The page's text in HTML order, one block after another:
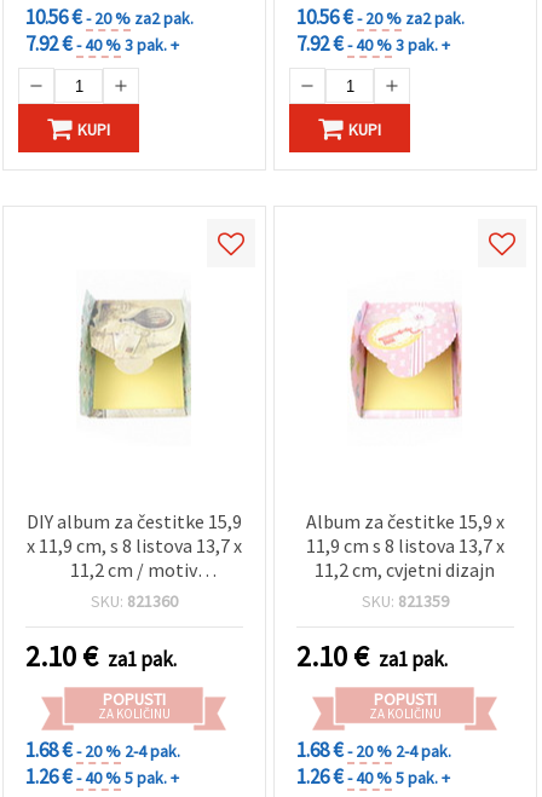
10.56 €- 20 % za2 pak.
7.92 €- 40 %3 pak. +
KUPI
10.56 €- 20 % za2 pak.
7.92 €- 40 %3 pak. +
KUPI
DIY album za čestitke 15,9
x 11,9 cm, s 8 listova 13,7 x
11,2 cm / motiv
fotoaparata
SKU: 821360
2.10€ za1 pak.
POPUSTI
ZA KOLIČINU
1.68 €- 20 % 2-4 pak.
1.26 €- 40 %5 pak. +
Album za čestitke 15,9 x
11,9 cm s 8 listova 13,7 x
11,2 cm, cvjetni dizajn
SKU: 821359
2.10€ za1 pak.
POPUSTI
ZA KOLIČINU
1.68 €- 20 % 2-4 pak.
1.26 €- 40 %5 pak. +